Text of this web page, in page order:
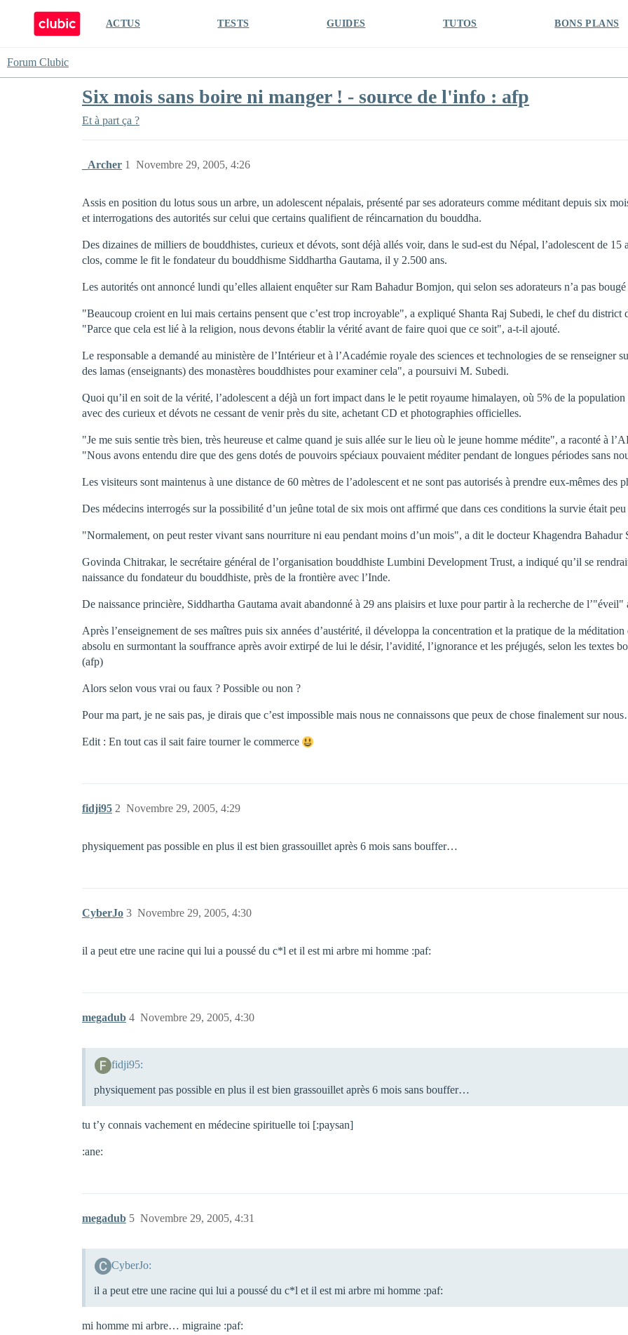
ACTUS TESTS GUIDES TUTOS BONS PLANS
Forum Clubic
Six mois sans boire ni manger ! - source de l'info : afp
Et à part ça ?
_Archer Novembre 29, 2005, 4:26
1
Assis en position du lotus sous un arbre, un adolescent népalais, présenté par ses adorateurs comme méditant depuis six
et interrogations des autorités sur celui que certains qualifient de réincarnation du bouddha.
Des dizaines de milliers de bouddhistes, curieux et dévots, sont déjà allés voir, dans le sud-est du Népal, l’adolescent de
clos, comme le fit le fondateur du bouddhisme Siddhartha Gautama, il y 2.500 ans.
Les autorités ont annoncé lundi qu’elles allaient enquêter sur Ram Bahadur Bomjon, qui selon ses adorateurs n’a pas
"Beaucoup croient en lui mais certains pensent que c’est trop incroyable", a expliqué Shanta Raj Subedi, le chef du district
"Parce que cela est lié à la religion, nous devons établir la vérité avant de faire quoi que ce soit", a-t-il ajouté.
Le responsable a demandé au ministère de l’Intérieur et à l’Académie royale des sciences et technologies de se renseigner
des lamas (enseignants) des monastères bouddhistes pour examiner cela", a poursuivi M. Subedi.
Quoi qu’il en soit de la vérité, l’adolescent a déjà un fort impact dans le le petit royaume himalayen, où 5% de la
avec des curieux et dévots ne cessant de venir près du site, achetant CD et photographies officielles.
"Je me suis sentie très bien, très heureuse et calme quand je suis allée sur le lieu où le jeune homme médite", a raconté à
"Nous avons entendu dire que des gens dotés de pouvoirs spéciaux pouvaient méditer pendant de longues périodes sans
Les visiteurs sont maintenus à une distance de 60 mètres de l’adolescent et ne sont pas autorisés à prendre eux-mêmes des
Des médecins interrogés sur la possibilité d’un jeûne total de six mois ont affirmé que dans ces conditions la survie était
"Normalement, on peut rester vivant sans nourriture ni eau pendant moins d’un mois", a dit le docteur Khagendra Bahadur
Govinda Chitrakar, le secrétaire général de l’organisation bouddhiste Lumbini Development Trust, a indiqué qu’il se
naissance du fondateur du bouddhiste, près de la frontière avec l’Inde.
De naissance princière, Siddhartha Gautama avait abandonné à 29 ans plaisirs et luxe pour partir à la recherche de l’"éveil"
Après l’enseignement de ses maîtres puis six années d’austérité, il développa la concentration et la pratique de la
absolu en surmontant la souffrance après avoir extirpé de lui le désir, l’avidité, l’ignorance et les préjugés, selon les textes
(afp)
Alors selon vous vrai ou faux ? Possible ou non ?
Pour ma part, je ne sais pas, je dirais que c’est impossible mais nous ne connaissons que peux de chose finalement sur
Edit : En tout cas il sait faire tourner le commerce
fidji95 Novembre 29, 2005, 4:29
2
physiquement pas possible en plus il est bien grassouillet après 6 mois sans bouffer…
CyberJo Novembre 29, 2005, 4:30
3
il a peut etre une racine qui lui a poussé du c*l et il est mi arbre mi homme :paf:
megadub Novembre 29, 2005, 4:30
4
fidji95:
physiquement pas possible en plus il est bien grassouillet après 6 mois sans bouffer…
tu t’y connais vachement en médecine spirituelle toi [:paysan]
:ane:
megadub Novembre 29, 2005, 4:31
5
CyberJo:
il a peut etre une racine qui lui a poussé du c*l et il est mi arbre mi homme :paf:
mi homme mi arbre… migraine :paf: